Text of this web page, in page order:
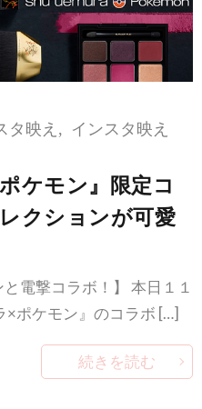
タ映え
インスタ映え
ケモン』限定コ
クションが可愛
電撃コラボ！】 本日１１
×ポケモン』のコラボ […]
続きを読む